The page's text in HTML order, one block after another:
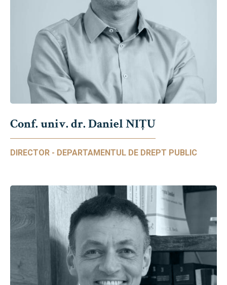
Conf. univ. dr. Daniel NIŢU
DIRECTOR - DEPARTAMENTUL DE DREPT PUBLIC